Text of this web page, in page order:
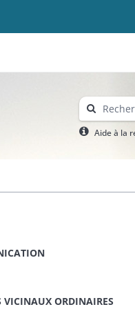
Aide à la
VICINAUX ORDINAIRES